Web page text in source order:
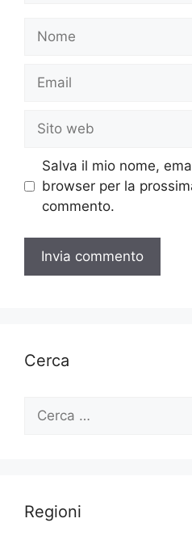
Nome
Email
Sito
web
Salva il mio nome,
browser per la
commento.
Cerca
per:
Regioni